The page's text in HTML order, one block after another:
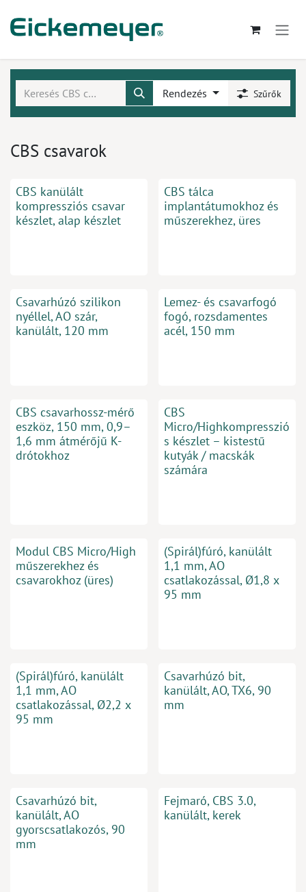
Rendezés Szűrők
CBS csavarok
CBS kanülált
kompressziós csavar
készlet, alap készlet
CBS tálca
implantátumokhoz és
műszerekhez, üres
Csavarhúzó szilikon
nyéllel, AO szár,
kanülált, 120 mm
Lemez- és csavarfogó
fogó, rozsdamentes
acél, 150 mm
CBS csavarhossz-mérő
eszköz, 150 mm, 0,9–
1,6 mm átmérőjű K-
drótokhoz
CBS
Micro/Highkompresszió
s készlet – kistestű
kutyák / macskák
számára
Modul CBS Micro/High
műszerekhez és
csavarokhoz (üres)
(Spirál)fúró, kanülált
1,1 mm, AO
csatlakozással, Ø1,8 x
95 mm
(Spirál)fúró, kanülált
1,1 mm, AO
csatlakozással, Ø2,2 x
95 mm
Csavarhúzó bit,
kanülált, AO, TX6, 90
mm
Csavarhúzó bit,
kanülált, AO
gyorscsatlakozós, 90
mm
Fejmaró, CBS 3.0,
kanülált, kerek